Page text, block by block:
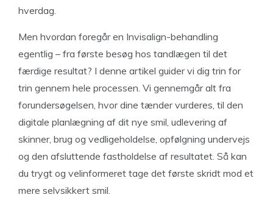
hverdag.
Men hvordan foregår en Invisalign-behandling
egentlig – fra første besøg hos tandlægen til det
færdige resultat? I denne artikel guider vi dig trin for
trin gennem hele processen. Vi gennemgår alt fra
forundersøgelsen, hvor dine tænder vurderes, til den
digitale planlægning af dit nye smil, udlevering af
skinner, brug og vedligeholdelse, opfølgning undervejs
og den afsluttende fastholdelse af resultatet. Så kan
du trygt og velinformeret tage det første skridt mod et
mere selvsikkert smil.